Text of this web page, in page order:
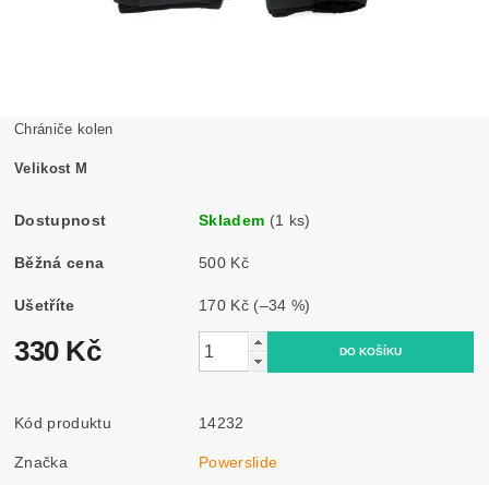
Chrániče kolen
Velikost M
Dostupnost Skladem (1 ks)
Běžná cena 500 Kč
Ušetříte 170 Kč (–34 %)
330 Kč
Kód produktu 14232
Značka Powerslide